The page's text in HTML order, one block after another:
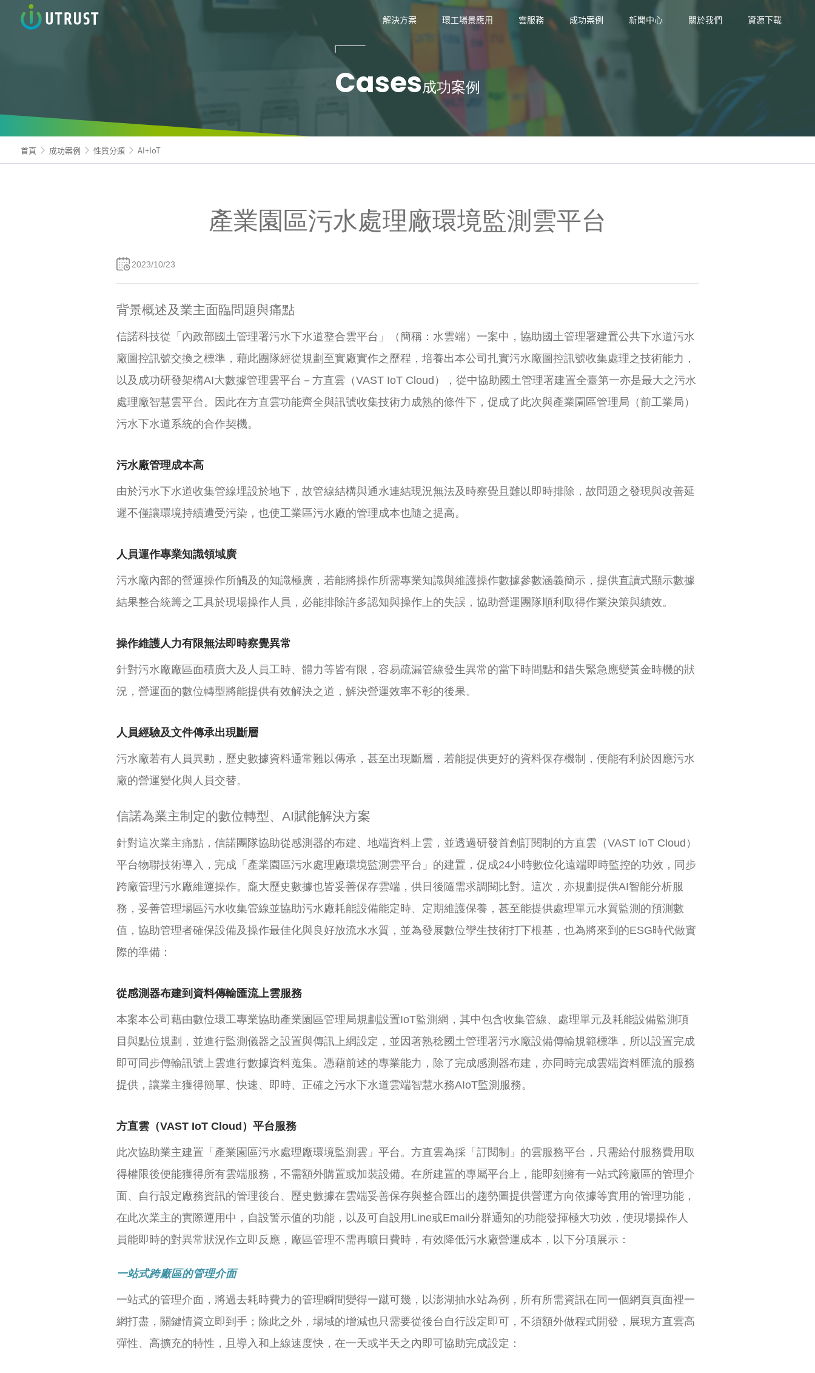
信諾科技 解決方案 環工場景應用 雲服務 成功案例 新聞中心 關於我們 資源下載
Cases成功案例
首頁 成功案例 性質分類 AI+IoT
產業園區污水處理廠環境監測雲平台
2023/10/23
背景概述及業主面臨問題與痛點
信諾科技從「內政部國土管理署污水下水道整合雲平台」（簡稱：水雲端）一案中，協助國土管理署建置公共下水道污水
廠圖控訊號交換之標準，藉此團隊經從規劃至實廠實作之歷程，培養出本公司扎實污水廠圖控訊號收集處理之技術能力，
以及成功研發架構AI大數據管理雲平台－方直雲（VAST IoT Cloud），從中協助國土管理署建置全臺第一亦是最大之污水
處理廠智慧雲平台。因此在方直雲功能齊全與訊號收集技術力成熟的條件下，促成了此次與產業園區管理局（前工業局）
污水下水道系統的合作契機。
污水廠管理成本高
由於污水下水道收集管線埋設於地下，故管線結構與通水連結現況無法及時察覺且難以即時排除，故問題之發現與改善延
遲不僅讓環境持續遭受污染，也使工業區污水廠的管理成本也隨之提高。
人員運作專業知識領域廣
污水廠內部的營運操作所觸及的知識極廣，若能將操作所需專業知識與維護操作數據參數涵義簡示，提供直讀式顯示數據
結果整合統籌之工具於現場操作人員，必能排除許多認知與操作上的失誤，協助營運團隊順利取得作業決策與績效。
操作維護人力有限無法即時察覺異常
針對污水廠廠區面積廣大及人員工時、體力等皆有限，容易疏漏管線發生異常的當下時間點和錯失緊急應變黃金時機的狀
況，營運面的數位轉型將能提供有效解決之道，解決營運效率不彰的後果。
人員經驗及文件傳承出現斷層
污水廠若有人員異動，歷史數據資料通常難以傳承，甚至出現斷層，若能提供更好的資料保存機制，便能有利於因應污水
廠的營運變化與人員交替。
信諾為業主制定的數位轉型、AI賦能解決方案
針對這次業主痛點，信諾團隊協助從感測器的布建、地端資料上雲，並透過研發首創訂閱制的方直雲（VAST IoT Cloud）
平台物聯技術導入，完成「產業園區污水處理廠環境監測雲平台」的建置，促成24小時數位化遠端即時監控的功效，同步
跨廠管理污水廠維運操作。龐大歷史數據也皆妥善保存雲端，供日後隨需求調閱比對。這次，亦規劃提供AI智能分析服
務，妥善管理場區污水收集管線並協助污水廠耗能設備能定時、定期維護保養，甚至能提供處理單元水質監測的預測數
值，協助管理者確保設備及操作最佳化與良好放流水水質，並為發展數位孿生技術打下根基，也為將來到的ESG時代做實
際的準備：
從感測器布建到資料傳輸匯流上雲服務
本案本公司藉由數位環工專業協助產業園區管理局規劃設置IoT監測網，其中包含收集管線、處理單元及耗能設備監測項
目與點位規劃，並進行監測儀器之設置與傳訊上網設定，並因著熟稔國土管理署污水廠設備傳輸規範標準，所以設置完成
即可同步傳輸訊號上雲進行數據資料蒐集。憑藉前述的專業能力，除了完成感測器布建，亦同時完成雲端資料匯流的服務
提供，讓業主獲得簡單、快速、即時、正確之污水下水道雲端智慧水務AIoT監測服務。
方直雲（VAST IoT Cloud）平台服務
此次協助業主建置「產業園區污水處理廠環境監測雲」平台。方直雲為採「訂閱制」的雲服務平台，只需給付服務費用取
得權限後便能獲得所有雲端服務，不需額外購置或加裝設備。在所建置的專屬平台上，能即刻擁有一站式跨廠區的管理介
面、自行設定廠務資訊的管理後台、歷史數據在雲端妥善保存與整合匯出的趨勢圖提供營運方向依據等實用的管理功能，
在此次業主的實際運用中，自設警示值的功能，以及可自設用Line或Email分群通知的功能發揮極大功效，使現場操作人
員能即時的對異常狀況作立即反應，廠區管理不需再曠日費時，有效降低污水廠營運成本，以下分項展示：
一站式跨廠區的管理介面
一站式的管理介面，將過去耗時費力的管理瞬間變得一蹴可幾，以澎湖抽水站為例，所有所需資訊在同一個網頁頁面裡一
網打盡，關鍵情資立即到手；除此之外，場域的增減也只需要從後台自行設定即可，不須額外做程式開發，展現方直雲高
彈性、高擴充的特性，且導入和上線速度快，在一天或半天之內即可協助完成設定：